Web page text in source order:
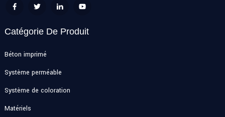
Catégorie De Produit
Béton imprimé
Système perméable
Système de coloration
Matériels